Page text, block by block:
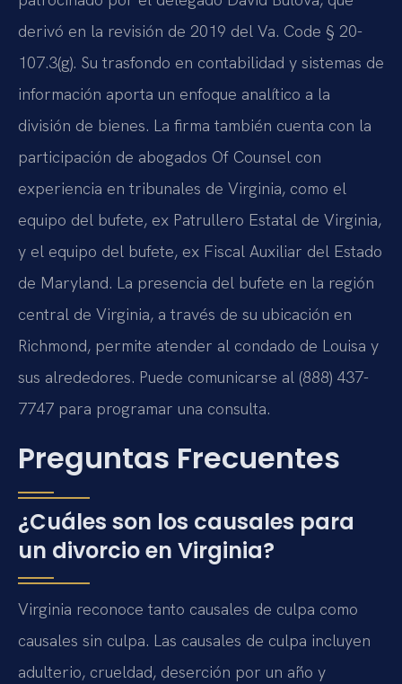
derivó en la revisión de 2019 del Va. Code § 20-
107.3(g). Su trasfondo en contabilidad y sistemas de
información aporta un enfoque analítico a la
división de bienes. La firma también cuenta con la
participación de abogados Of Counsel con
experiencia en tribunales de Virginia, como el
equipo del bufete, ex Patrullero Estatal de Virginia,
y el equipo del bufete, ex Fiscal Auxiliar del Estado
de Maryland. La presencia del bufete en la región
central de Virginia, a través de su ubicación en
Richmond, permite atender al condado de Louisa y
sus alrededores. Puede comunicarse al (888) 437-
7747 para programar una consulta.
Preguntas Frecuentes
¿Cuáles son los causales para
un divorcio en Virginia?
Virginia reconoce tanto causales de culpa como
causales sin culpa. Las causales de culpa incluyen
adulterio, crueldad, deserción por un año y